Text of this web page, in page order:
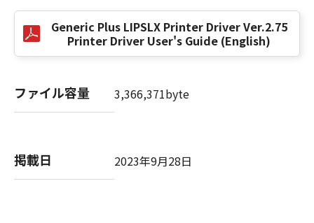
した場合、速やかに、「本ソフトウェア」およ
びその複製物のすべてを廃棄または消去するも
のとします。
定は、本契約書の終了後も効力を有します。
“米国政府エンドユーザー”とは、米国政府の機
関また団体を意味します。もしお客様が米国政
Generic Plus LIPSLX Printer Driver Ver.2.75
Printer Driver User's Guide (English)
ファイル容量 3,366,371byte
掲載日 2023年9月28日